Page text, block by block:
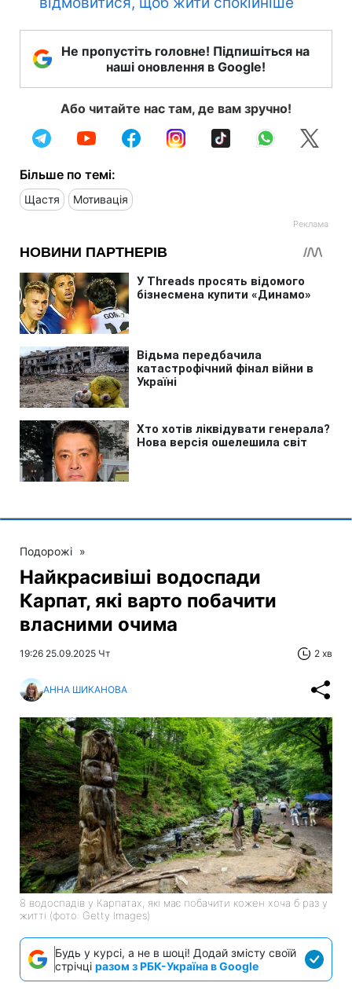
Не пропустіть головне! Підпишіться на
наші оновлення в Google!
Або читайте нас там, де вам зручно!
Більше по темі:
Щастя Мотивація
Подорожі »
Найкрасивіші водоспади
Карпат, які варто побачити
власними очима
19:26 25.09.2025 Чт 2 хв
АННА ШИКАНОВА
8 водоспадів у Карпатах, які має побачити кожен хоча б раз у
житті (фото: Getty Images)
Будь у курсі, а не в шоці! Додай змісту своїй
стрічці разом з РБК-Україна в Google